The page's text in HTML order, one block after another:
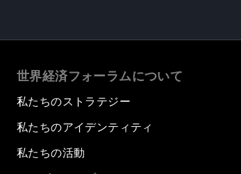
世界経済フォーラムについて
私たちのストラテジー
私たちのアイデンティティ
私たちの活動